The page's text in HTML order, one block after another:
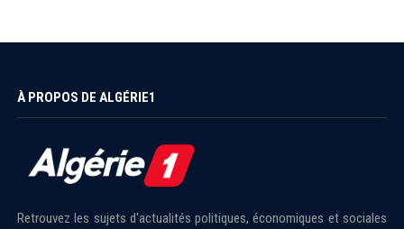
À PROPOS DE ALGÉRIE1
Retrouvez les sujets d'actualités politiques, économiques et sociales